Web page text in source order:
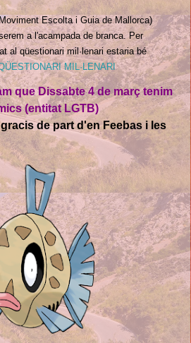
Escolta i Guia de Mallorca)
a l'acampada de branca. Per
al qüestionari mil·lenari estaria bé
MIL·LENARI
que Dissabte 4 de març tenim
(entitat LGTB)
de part d'en Feebas i les